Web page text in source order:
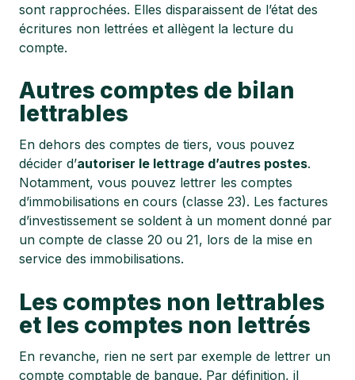
sont rapprochées. Elles disparaissent de l’état des
écritures non lettrées et allègent la lecture du
compte.
Autres comptes de bilan
lettrables
En dehors des comptes de tiers, vous pouvez
décider d’autoriser le lettrage d’autres postes.
Notamment, vous pouvez lettrer les comptes
d’immobilisations en cours (classe 23). Les factures
d’investissement se soldent à un moment donné par
un compte de classe 20 ou 21, lors de la mise en
service des immobilisations.
Les comptes non lettrables
et les comptes non lettrés
En revanche, rien ne sert par exemple de lettrer un
compte comptable de banque. Par définition, il